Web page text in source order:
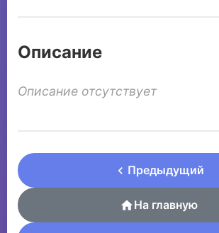
Описание
Описание отсутствует
Предыдущий
На главную